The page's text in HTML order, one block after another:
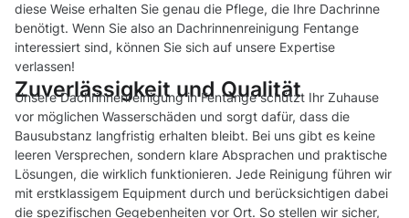
diese Weise erhalten Sie genau die Pflege, die Ihre Dachrinne
benötigt. Wenn Sie also an Dachrinnenreinigung Fentange
interessiert sind, können Sie sich auf unsere Expertise
verlassen!
Zuverlässigkeit und Qualität
Unsere Dachrinnenreinigung in Fentange schützt Ihr Zuhause
vor möglichen Wasserschäden und sorgt dafür, dass die
Bausubstanz langfristig erhalten bleibt. Bei uns gibt es keine
leeren Versprechen, sondern klare Absprachen und praktische
Lösungen, die wirklich funktionieren. Jede Reinigung führen wir
mit erstklassigem Equipment durch und berücksichtigen dabei
die spezifischen Gegebenheiten vor Ort. So stellen wir sicher,